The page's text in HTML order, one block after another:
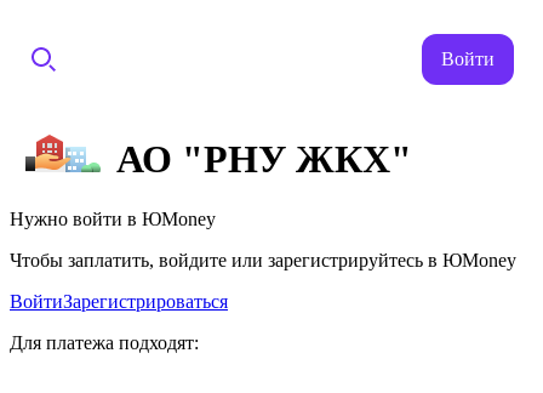
Войти
АО "РНУ ЖКХ"
Нужно войти в ЮMoney
Чтобы заплатить, войдите или зарегистрируйтесь в ЮMoney
ВойтиЗарегистрироваться
Для платежа подходят: